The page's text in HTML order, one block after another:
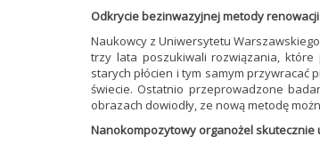
Odkrycie bezinwazyjnej metody renowacji
Naukowcy z Uniwersytetu
trzy lata poszukiwali rozwiązania, które
starych płócien i tym samym przywracać
świecie. Ostatnio przeprowadzone
obrazach dowiodły, ze nową metodę
Nanokompozytowy organożel